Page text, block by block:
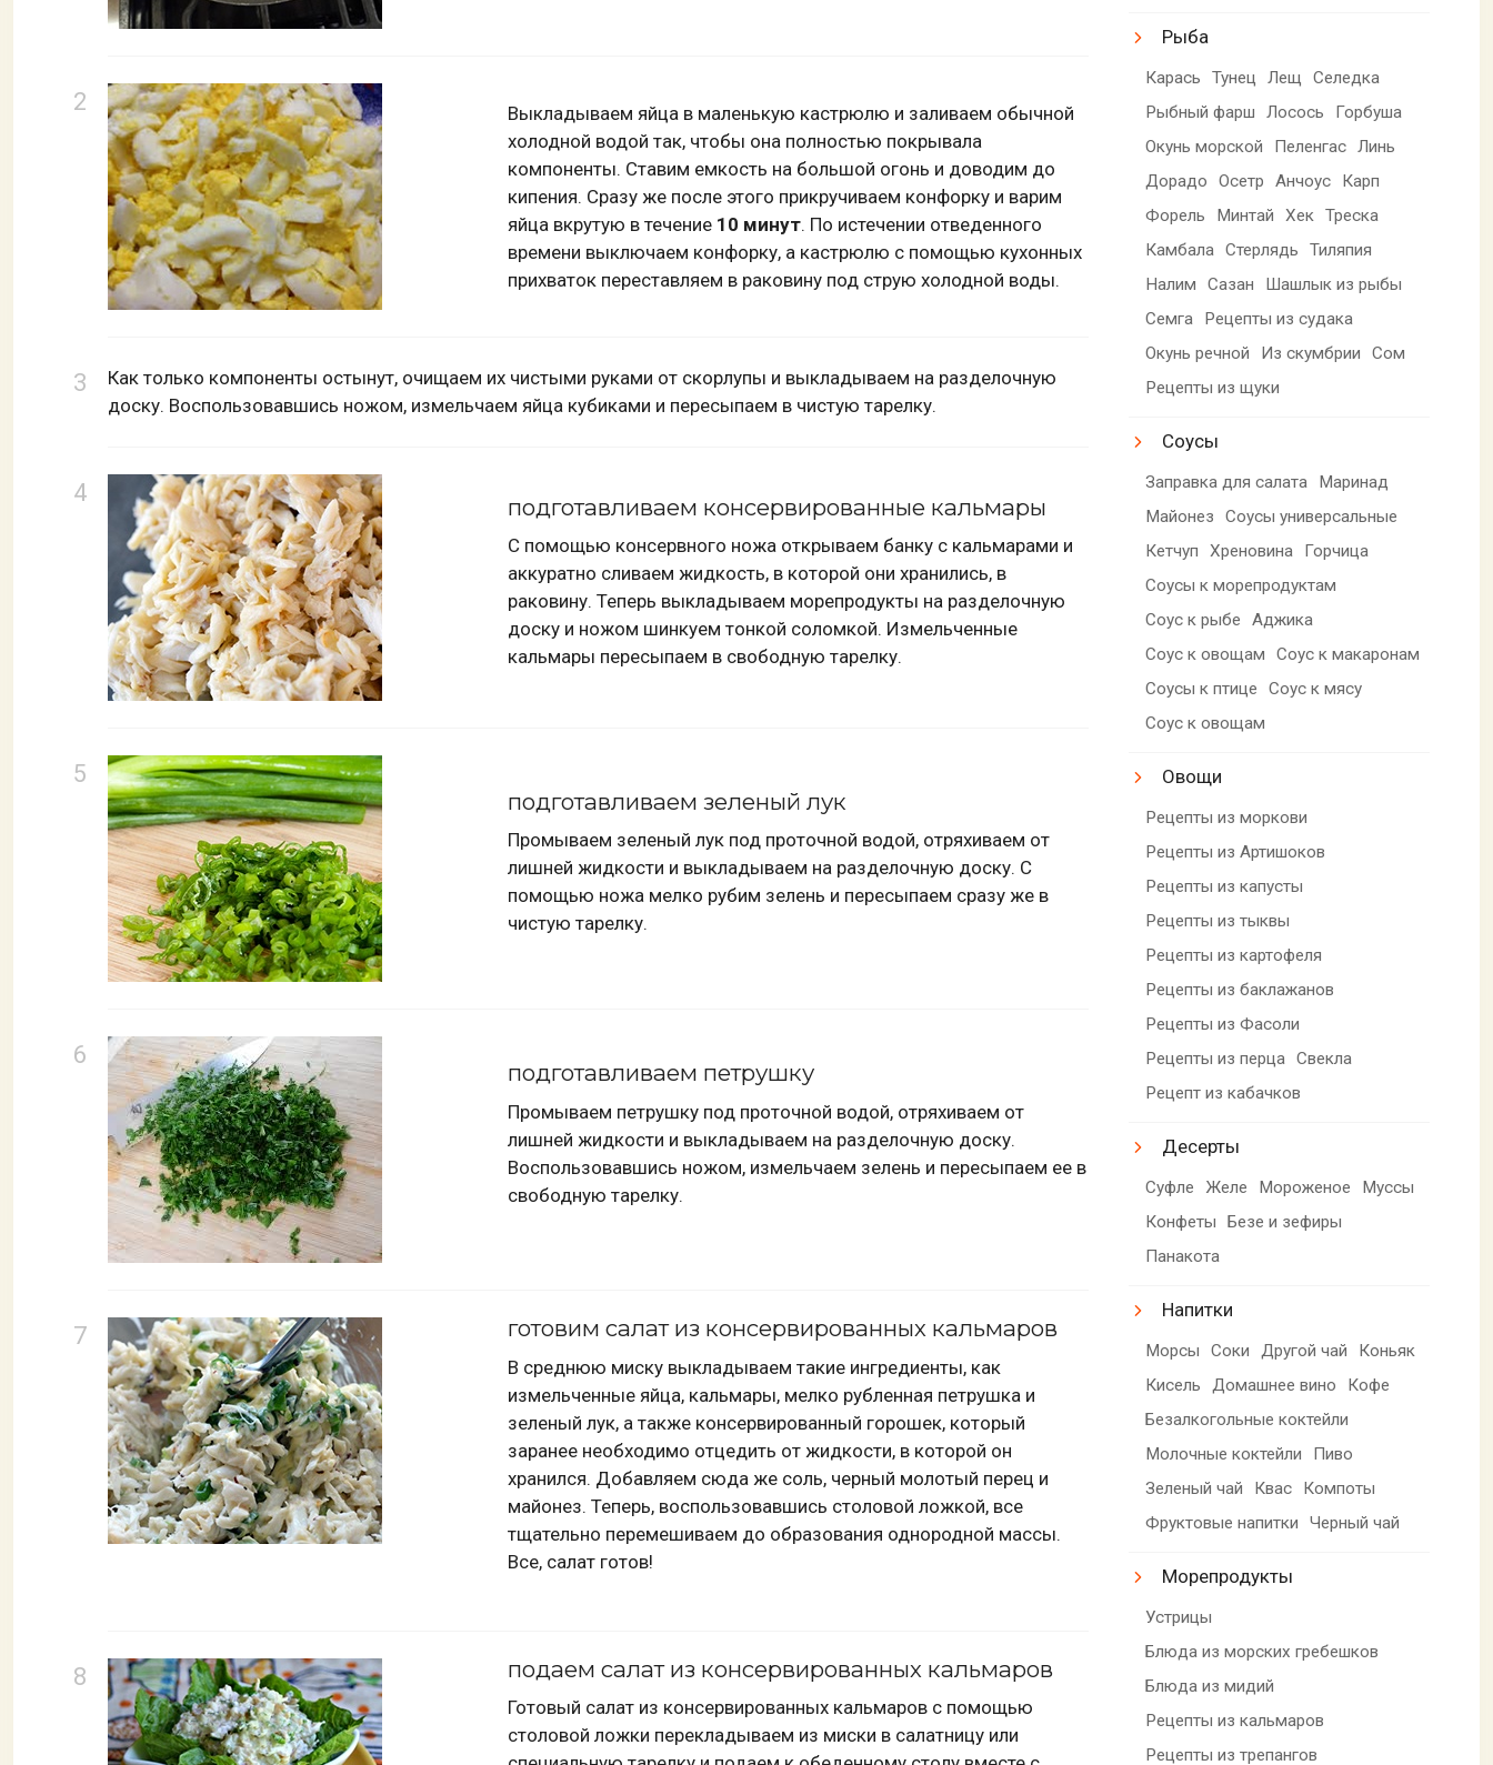
Выкладываем яйца в маленькую кастрюлю и заливаем обычной
холодной водой так, чтобы она полностью покрывала
компоненты. Ставим емкость на большой огонь и доводим до
кипения. Сразу же после этого прикручиваем конфорку и варим
яйца вкрутую в течение 10 минут. По истечении отведенного
времени выключаем конфорку, а кастрюлю с помощью кухонных
прихваток переставляем в раковину под струю холодной воды.
Как только компоненты остынут, очищаем их чистыми руками от скорлупы и выкладываем на разделочную
доску. Воспользовавшись ножом, измельчаем яйца кубиками и пересыпаем в чистую тарелку.
подготавливаем консервированные кальмары
С помощью консервного ножа открываем банку с кальмарами и
аккуратно сливаем жидкость, в которой они хранились, в
раковину. Теперь выкладываем морепродукты на разделочную
доску и ножом шинкуем тонкой соломкой. Измельченные
кальмары пересыпаем в свободную тарелку.
подготавливаем зеленый лук
Промываем зеленый лук под проточной водой, отряхиваем от
лишней жидкости и выкладываем на разделочную доску. С
помощью ножа мелко рубим зелень и пересыпаем сразу же в
чистую тарелку.
подготавливаем петрушку
Промываем петрушку под проточной водой, отряхиваем от
лишней жидкости и выкладываем на разделочную доску.
Воспользовавшись ножом, измельчаем зелень и пересыпаем ее в
свободную тарелку.
готовим салат из консервированных кальмаров
В среднюю миску выкладываем такие ингредиенты, как
измельченные яйца, кальмары, мелко рубленная петрушка и
зеленый лук, а также консервированный горошек, который
заранее необходимо отцедить от жидкости, в которой он
хранился. Добавляем сюда же соль, черный молотый перец и
майонез. Теперь, воспользовавшись столовой ложкой, все
тщательно перемешиваем до образования однородной массы.
Все, салат готов!
подаем салат из консервированных кальмаров
Готовый салат из консервированных кальмаров с помощью
столовой ложки перекладываем из миски в салатницу или
Рыба
Карась Тунец Лещ
Селедка
Рыбный фарш
Лосось
Горбуша
Окунь морской
Пеленгас Линь
Дорадо
Осетр Анчоус
Карп
Форель
Минтай Хек Треска
Камбала Стерлядь
Тиляпия
Налим
Сазан
Шашлык из рыбы
Семга
Рецепты из судака
Окунь речной
Из скумбрии
Сом
Рецепты из щуки
Соусы
Заправка для салата
Маринад
Майонез
Соусы универсальные
Кетчуп
Хреновина
Горчица
Соусы к морепродуктам
Соус к рыбе
Аджика
Соус к овощам
Соус к макаронам
Соусы к птице
Соус к мясу
Соус к овощам
Овощи
Рецепты из моркови
Рецепты из Артишоков
Рецепты из капусты
Рецепты из тыквы
Рецепты из картофеля
Рецепты из баклажанов
Рецепты из Фасоли
Рецепты из перца Свекла
Рецепт из кабачков
Десерты
Суфле Желе Мороженое
Муссы
Конфеты
Безе и зефиры
Панакота
Напитки
Морсы Соки Другой чай
Коньяк
Кисель
Домашнее вино
Кофе
Безалкогольные коктейли
Молочные коктейли
Пиво
Зеленый чай
Квас
Компоты
Фруктовые напитки
Черный чай
Морепродукты
Устрицы
Блюда из морских гребешков
Блюда из мидий
Рецепты из кальмаров
Рецепты из трепангов